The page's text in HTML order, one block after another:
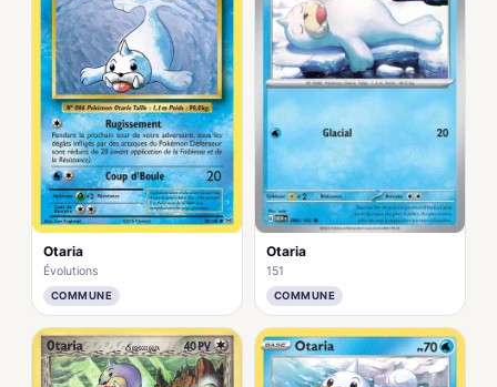
Otaria
Évolutions
COMMUNE
Otaria
151
COMMUNE